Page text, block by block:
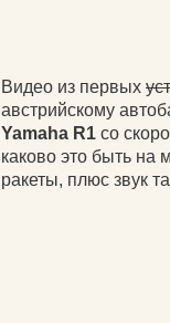
Видео из первых уст
австрийскому
Yamaha R1 со
каково это быть на
ракеты, плюс звук